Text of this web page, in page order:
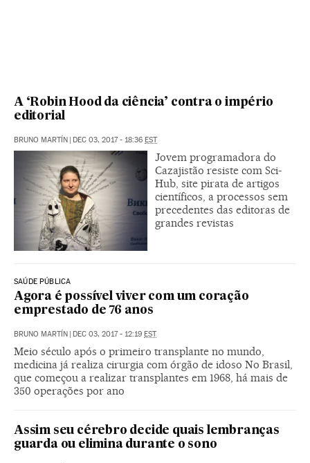
A ‘Robin Hood da ciência’ contra o império
editorial
BRUNO MARTÍN DEC 03, 2017 - 18:36 EST
Jovem programadora do
Cazajistão resiste com Sci-
Hub, site pirata de artigos
científicos, a processos sem
precedentes das editoras de
grandes revistas
SAÚDE PÚBLICA
Agora é possível viver com um coração
emprestado de 76 anos
BRUNO MARTÍN DEC 03, 2017 - 12:19 EST
Meio século após o primeiro transplante no mundo,
medicina já realiza cirurgia com órgão de idoso No Brasil,
que começou a realizar transplantes em 1968, há mais de
350 operações por ano
Assim seu cérebro decide quais lembranças
guarda ou elimina durante o sono